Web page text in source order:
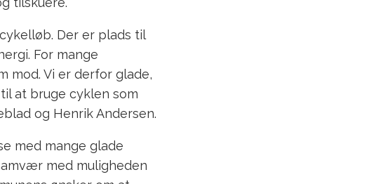
Der er plads til
For mange
mod. Vi er derfor glade,
at bruge cyklen som
og Henrik Andersen.
med mange glade
med muligheden